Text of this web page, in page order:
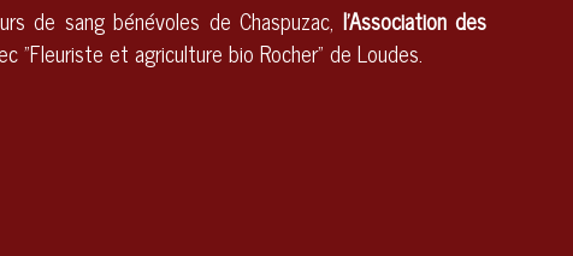
de sang bénévoles de Chaspuzac, l'Association des
"Fleuriste et agriculture bio Rocher" de Loudes.